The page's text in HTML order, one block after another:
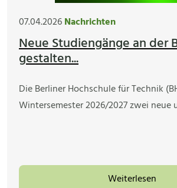
07.04.2026Nachrichten
Neue Studiengänge an der
gestalten...
Die Berliner Hochschule für Technik
Wintersemester 2026/2027 zwei neue
Weiterlesen